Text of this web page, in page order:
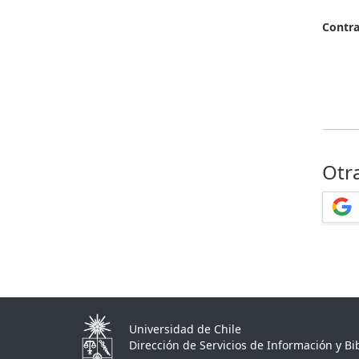
Universidad de Chile
Dirección de Servicios de Información y